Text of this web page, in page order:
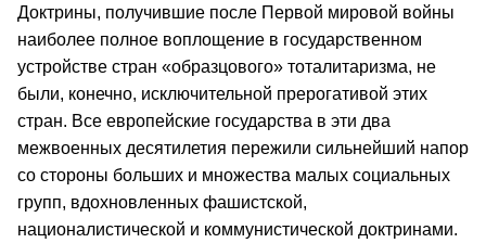
Доктрины, получившие после Первой мировой войны
наиболее полное воплощение в государственном
устройстве стран «образцового» тоталитаризма, не
были, конечно, исключительной прерогативой этих
стран. Все европейские государства в эти два
межвоенных десятилетия пережили сильнейший напор
со стороны больших и множества малых социальных
групп, вдохновленных фашистской,
националистической и коммунистической доктринами.